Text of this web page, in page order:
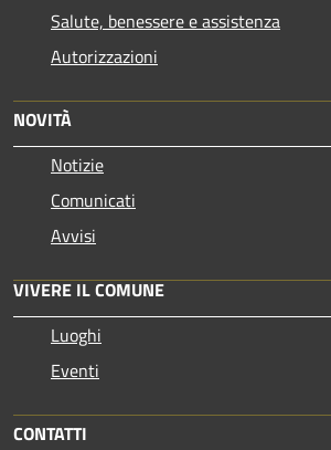
Salute, benessere e assistenza
Autorizzazioni
NOVITÀ
Notizie
Comunicati
Avvisi
VIVERE IL COMUNE
Luoghi
Eventi
CONTATTI